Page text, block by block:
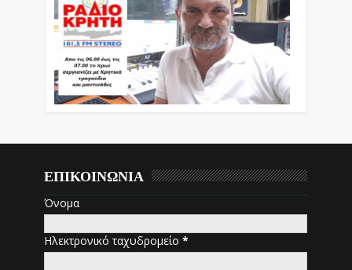
ΕΠΙΚΟΙΝΩΝΙΑ
Όνομα
Ηλεκτρονικό ταχυδρομείο*